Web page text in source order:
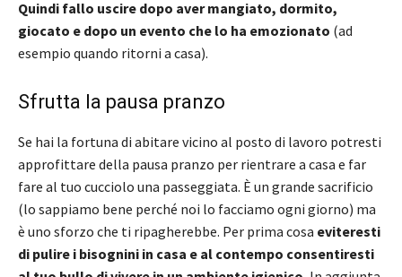
Quindi fallo uscire dopo aver mangiato, dormito,
giocato e dopo un evento che lo ha emozionato (ad
esempio quando ritorni a casa).
Sfrutta la pausa pranzo
Se hai la fortuna di abitare vicino al posto di lavoro potresti
approfittare della pausa pranzo per rientrare a casa e far
fare al tuo cucciolo una passeggiata. È un grande sacrificio
(lo sappiamo bene perché noi lo facciamo ogni giorno) ma
è uno sforzo che ti ripagherebbe. Per prima cosa eviteresti
di pulire i bisognini in casa e al contempo consentiresti